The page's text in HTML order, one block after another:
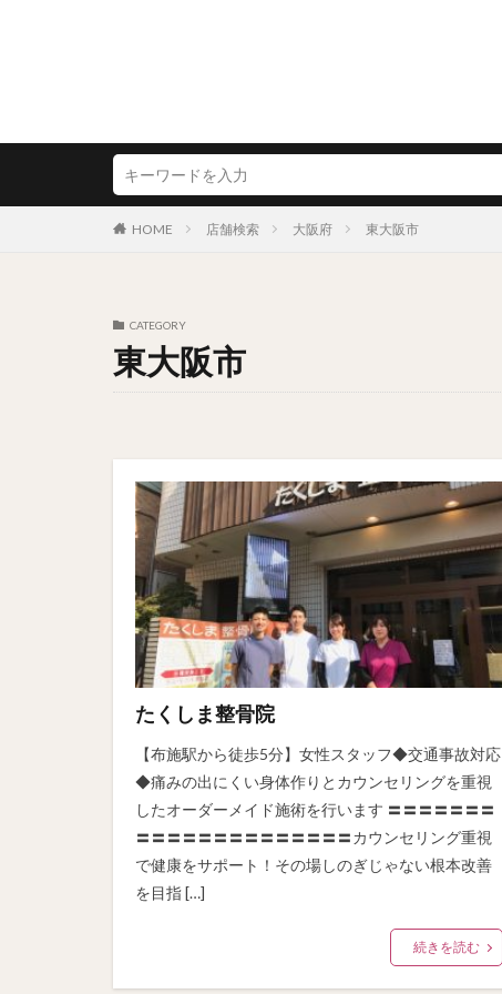
HOME 店舗検索 大阪府 東大阪市
CATEGORY
東大阪市
たくしま整骨院
【布施駅から徒歩5分】女性スタッフ◆交通事故対応
◆痛みの出にくい身体作りとカウンセリングを重視
したオーダーメイド施術を行います 〓〓〓〓〓〓〓
〓〓〓〓〓〓〓〓〓〓〓〓〓〓カウンセリング重視
で健康をサポート！その場しのぎじゃない根本改善
を目指 […]
続きを読む